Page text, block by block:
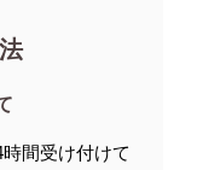
間受け付けて